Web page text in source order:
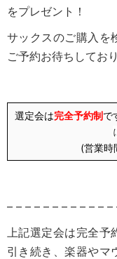
をプレゼント！
サックスのご購入を
ご予約お待ちしており
選定会は完全予約制で
(営業
– – – – – – – – – – –
上記選定会は完全
引き続き、楽器やマ